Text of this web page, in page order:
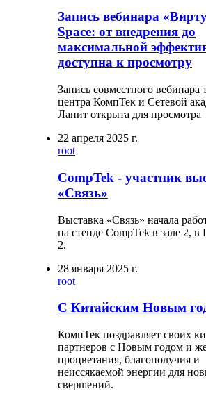
Запись вебинара
Space: от внедрения до
максимальной
доступна к просмотру
Запись совместного вебинара
центра КомпТек и Сетевой
Ланит открыта для просмотра
22 апреля 2025 г.
root
CompTek - участник
«Связь»
Выставка «Связь» начала
на стенде CompTek в зале 2, в
2.
28 января 2025 г.
root
С Китайским Новым
КомпТек поздравляет своих
партнеров с Новым годом и
процветания, благополучия и
неиссякаемой энергии для
свершений.